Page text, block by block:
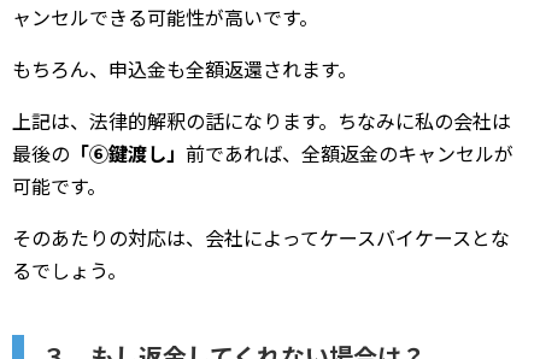
ャンセルできる可能性が高いです。
もちろん、申込金も全額返還されます。
上記は、法律的解釈の話になります。ちなみに私の会社は
最後の 「⑥鍵渡し」 前であれば、全額返金のキャンセルが
可能です。
そのあたりの対応は、会社によってケースバイケースとな
るでしょう。